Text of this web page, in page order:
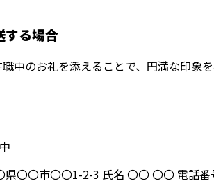
する場合
中のお礼を添えることで、円満な印象を
〇〇市〇〇1-2-3 氏名 〇〇 〇〇 電話